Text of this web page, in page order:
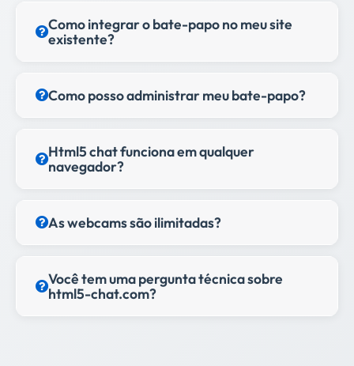
Como integrar o bate-papo no meu site
existente?
Como posso administrar meu bate-papo?
Html5 chat funciona em qualquer
navegador?
As webcams são ilimitadas?
Você tem uma pergunta técnica sobre
html5-chat.com?